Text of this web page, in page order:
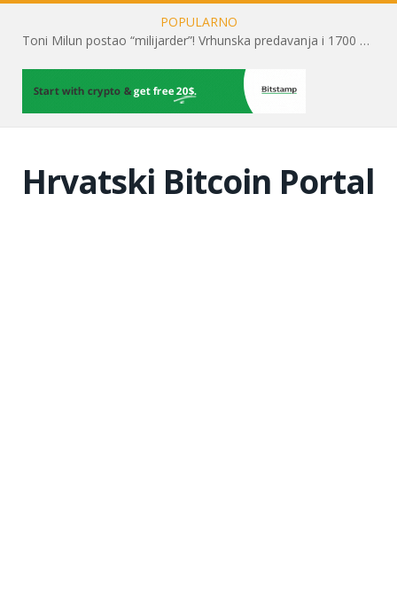
POPULARNO
Toni Milun postao “milijarder”! Vrhunska predavanja i 1700 posjetitelja obilježili su mjesec financijske pismenosti
Hrvatski Bitcoin Portal